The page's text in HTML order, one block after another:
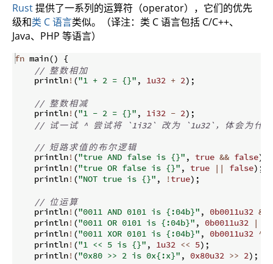
Rust提供了一系列的运算符（operator），它们的优先
级和类 C 语言类似。（译注：类 C 语言包括 C/C++、
Java、PHP 等语言）
fn main()
{
// 整 数相加
    println
! ("1 + 2 = {}" , 1u32 + 2) ;
// 整 数相减
    println
! ("1 - 2 = {}" , 1i32 - 2) ;
// 试 一 试 ^ 尝 试将 `1i32` 改为 `1u32` ， 体 会为 什
// 短路求 值的布尔逻辑
    println
! ("true AND false is {}" , true && false)
    println
! ("true OR false is {}" , true || false) ;
    println
! ("NOT true is {}" , !true) ;
// 位运算
    println
! ("0011 AND 0101 is {:04b}" , 0b0011u32 &
    println
! ("0011 OR 0101 is {:04b}" , 0b0011u32 |
    println
! ("0011 XOR 0101 is {:04b}" , 0b0011u32 ^
    println
! ("1 << 5 is {}" , 1u32 << 5) ;
    println
! ("0x80 >> 2 is 0x{:x}" , 0x80u32 >> 2) ;